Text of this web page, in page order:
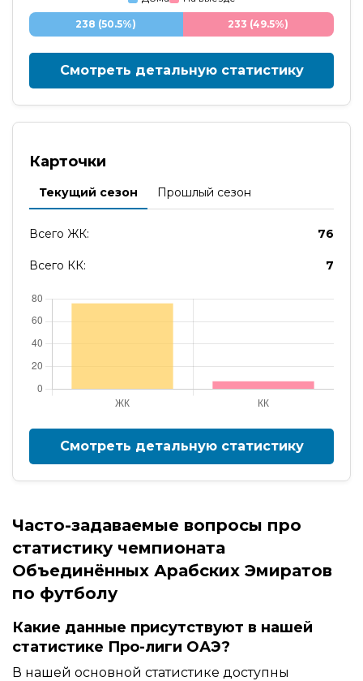
238 (50.5%) 233 (49.5%)
Смотреть детальную статистику
Карточки
Текущий сезон Прошлый сезон
Всего ЖК: 76
Всего КК: 7
Смотреть детальную статистику
Часто-задаваемые вопросы про
статистику чемпионата
Объединённых Арабских Эмиратов
по футболу
Какие данные присутствуют в нашей
статистике Про-лиги ОАЭ?
В нашей основной статистике доступны